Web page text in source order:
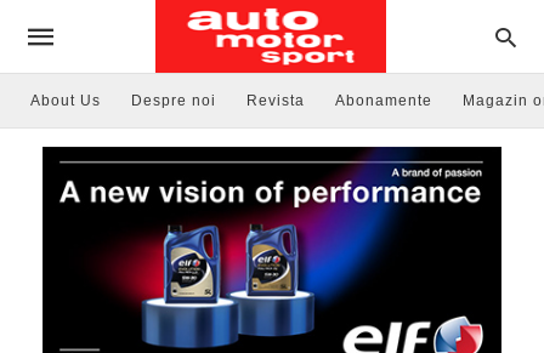
About Us Despre noi Revista Abonamente Magazin